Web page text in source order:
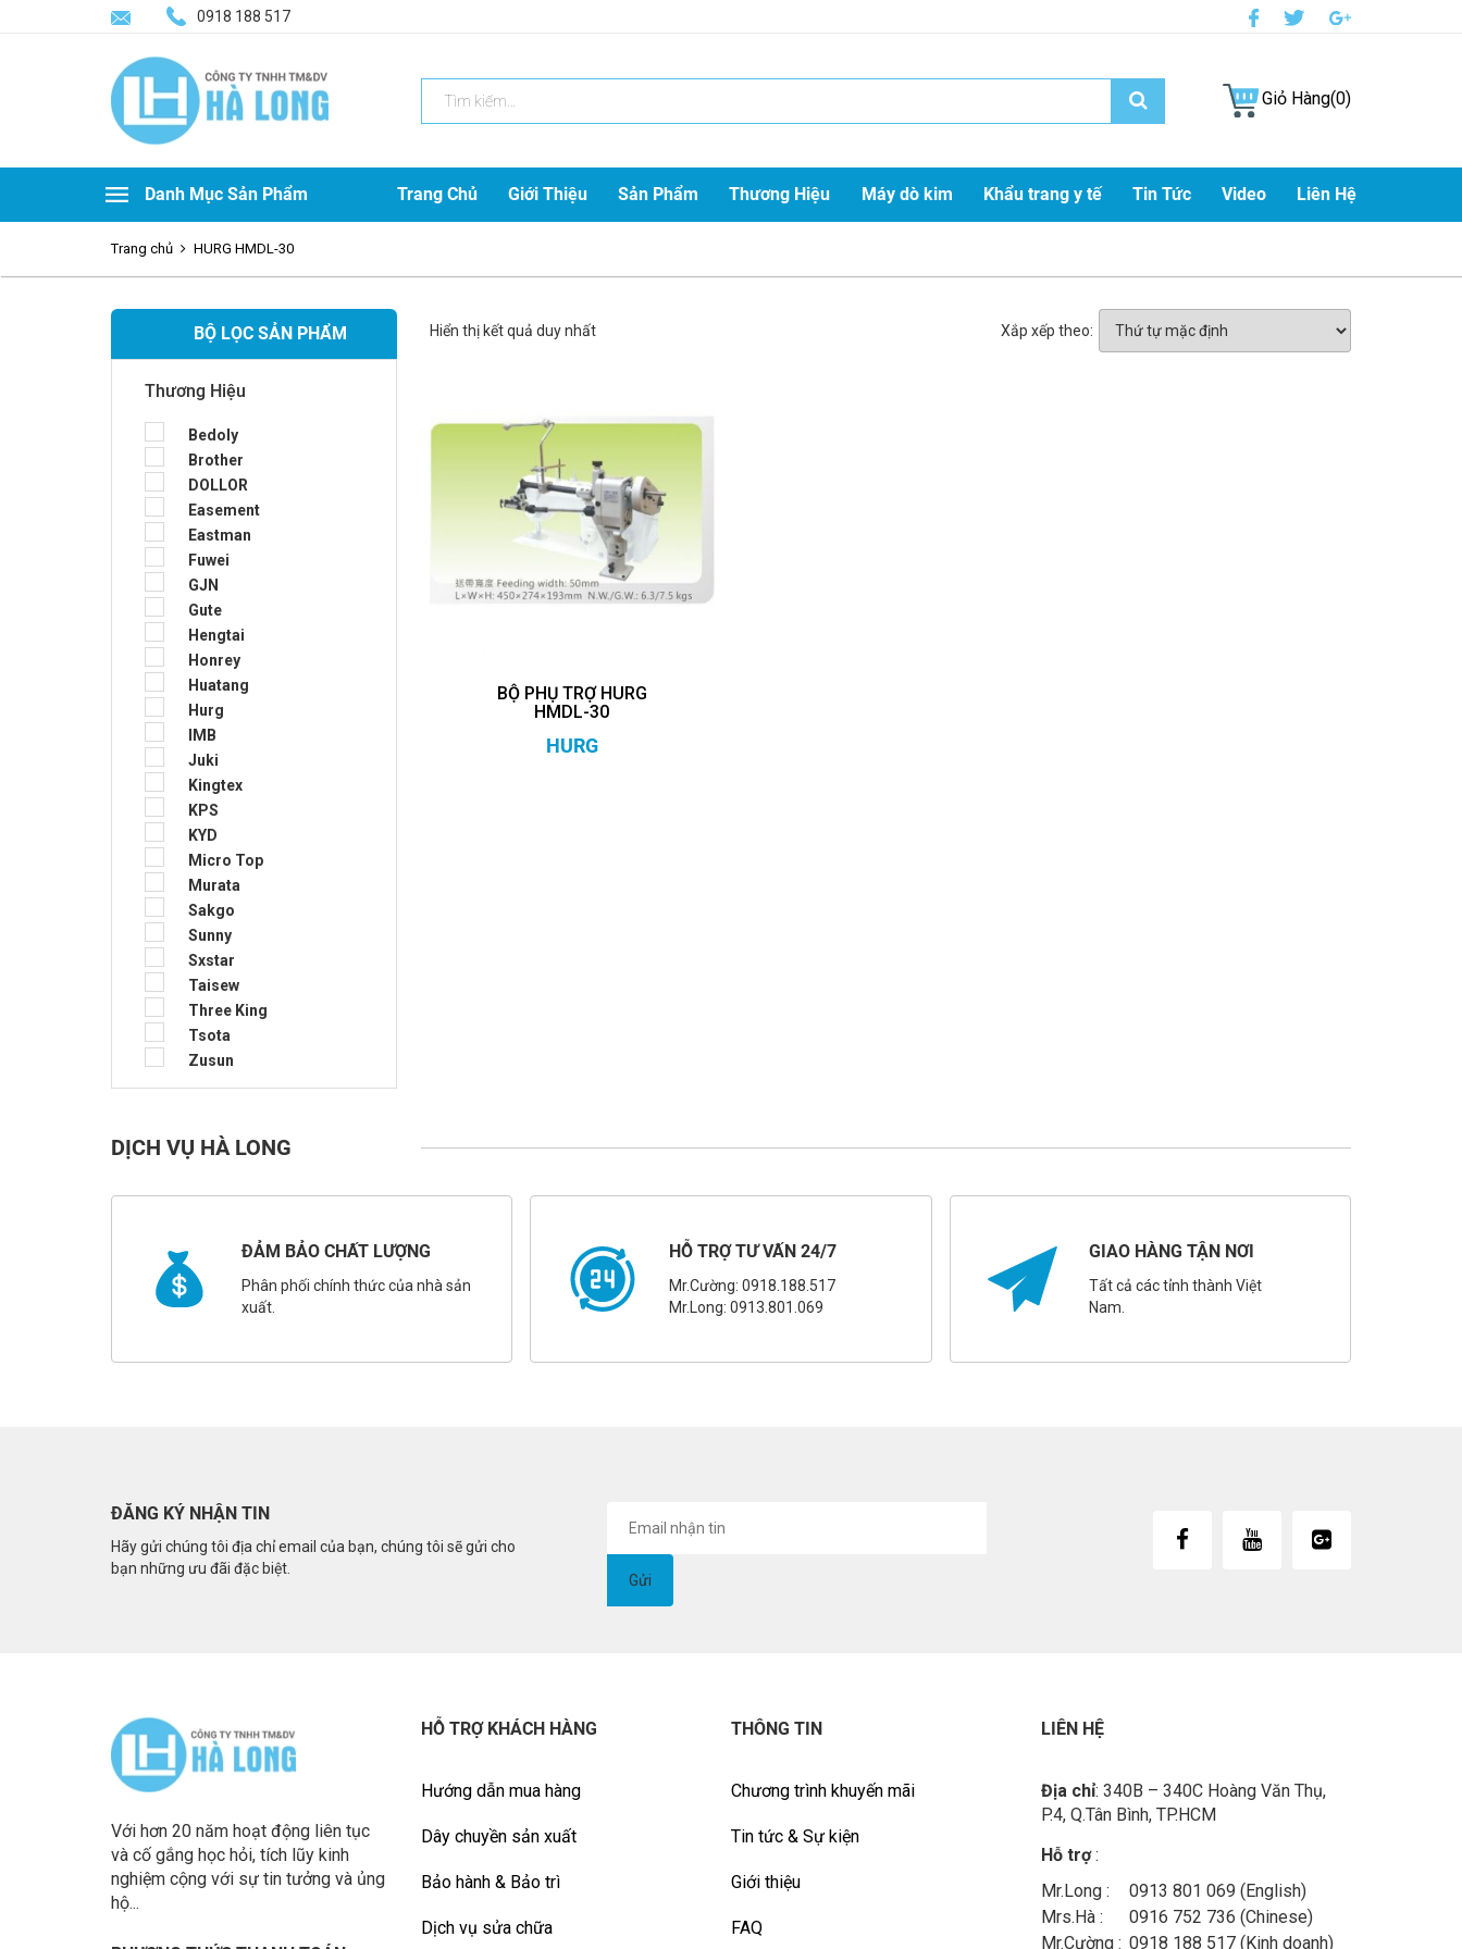
0918 188 517
Giỏ Hàng(0)
Danh Mục Sản Phẩm Trang Chủ Giới Thiệu Sản Phẩm Thương Hiệu Máy dò kim Khẩu trang y tế Tin Tức Video Liên Hệ
Trang chủ HURG HMDL-30
BỘ LỌC SẢN PHẨM
Thương Hiệu
Bedoly
Brother
DOLLOR
Easement
Eastman
Fuwei
GJN
Gute
Hengtai
Honrey
Huatang
Hurg
IMB
Juki
Kingtex
KPS
KYD
Micro Top
Murata
Sakgo
Sunny
Sxstar
Taisew
Three King
Tsota
Zusun
Hiển thị kết quả duy nhất Xắp xếp theo:
BỘ PHỤ TRỢ HURG
HMDL-30
HURG
DỊCH VỤ HÀ LONG
ĐẢM BẢO CHẤT LƯỢNG
Phân phối chính thức của nhà sản
xuất.
HỖ TRỢ TƯ VẤN 24/7
Mr.Cường: 0918.188.517
Mr.Long: 0913.801.069
GIAO HÀNG TẬN NƠI
Tất cả các tỉnh thành Việt
Nam.
ĐĂNG KÝ NHẬN TIN
Hãy gửi chúng tôi địa chỉ email của bạn, chúng tôi sẽ gửi cho
bạn những ưu đãi đặc biệt.
Với hơn 20 năm hoạt động liên tục
và cố gắng học hỏi, tích lũy kinh
nghiệm cộng với sự tin tưởng và ủng
hộ...
HỖ TRỢ KHÁCH HÀNG
Hướng dẫn mua hàng
Dây chuyền sản xuất
Bảo hành & Bảo trì
Dịch vụ sửa chữa
THÔNG TIN
Chương trình khuyến mãi
Tin tức & Sự kiện
Giới thiệu
FAQ
LIÊN HỆ
Địa chỉ: 340B – 340C Hoàng Văn Thụ,
P.4, Q.Tân Bình, TP.HCM
Hỗ trợ:
Mr.Long :
0913 801 069 (English)
Mrs.Hà :
0916 752 736 (Chinese)
Mr.Cường : 0918 188 517 (Kinh doanh)